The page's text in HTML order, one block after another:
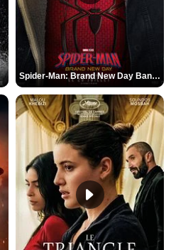
Spider-Man: Brand New Day Bande-annonce VO STFR